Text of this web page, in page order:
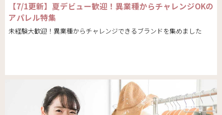
【7/1更新】夏デビュー歓迎！異業種からチャレンジOKの
アパレル特集
未経験大歓迎！異業種からチャレンジできるブランドを集めました